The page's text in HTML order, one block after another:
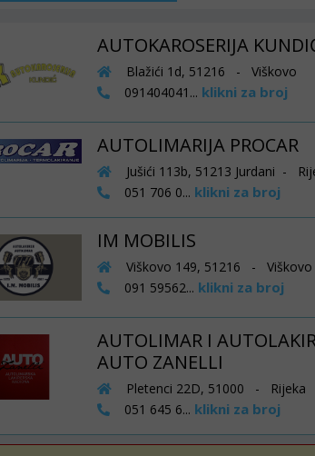
AUTOKAROSERIJA
Blažići 1d, 51216 - Viškovo
091404041... klikni za broj
AUTOLIMARIJA PROCAR
Jušići 113b, 51213 Jurdani -
051 706 0... klikni za broj
IM MOBILIS
Viškovo 149, 51216 - Viškovo
091 59562... klikni za broj
AUTOLIMAR I
AUTO ZANELLI
Pletenci 22D, 51000 - Rijeka
051 645 6... klikni za broj